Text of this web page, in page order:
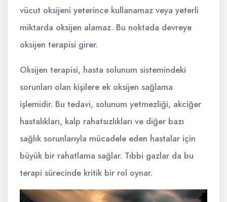
vücut oksijeni yeterince kullanamaz veya yeterli
miktarda oksijen alamaz. Bu noktada devreye
oksijen terapisi girer.
Oksijen terapisi, hasta solunum sistemindeki
sorunları olan kişilere ek oksijen sağlama
işlemidir. Bu tedavi, solunum yetmezliği, akciğer
hastalıkları, kalp rahatsızlıkları ve diğer bazı
sağlık sorunlarıyla mücadele eden hastalar için
büyük bir rahatlama sağlar. Tıbbi gazlar da bu
terapi sürecinde kritik bir rol oynar.